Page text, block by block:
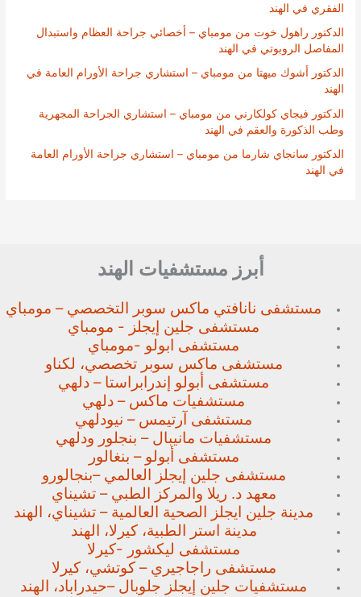
الفقري في الهند
الدكتور راهول خوت من مومباي – أخصائي جراحة العظام واستبدال
المفاصل الروبوتي في الهند
الدكتور أشوك ميهتا من مومباي – استشاري جراحة الأورام العامة في
الهند
الدكتور فيجاي كولكارني من مومباي – استشاري الجراحة المجهرية
وطب الذكورة والعقم في الهند
الدكتور سانجاي شارما من مومباي – استشاري جراحة الأورام العامة
في الهند
أبرز مستشفيات الهند
مستشفى نانافتي ماكس سوبر التخصصي – مومباي
مستشفى جلين إيجلز - مومباي
مستشفى ابولو -مومباي
مستشفى ماكس سوبر تخصصي، لكناو
مستشفى أبولو إندرابراستا – دلهي
مستشفيات ماكس – دلهي
مستشفى آرتيمس – نيودلهي
مستشفيات مانيبال – بنجلور ودلهي
مستشفى أبولو – بنغالور
مستشفى جلين إيجلز العالمي –بنجالورو
معهد د. ريلا والمركز الطبي – تشيناي
مدينة جلين ايجلز الصحية العالمية – تشيناي، الهند
مدينة استر الطبية، كيرلا، الهند
مستشفى ليكشور -كيرلا
مستشفى راجاجيري – كوتشي، كيرلا
مستشفيات جلين إيجلز جلوبال –حيدراباد، الهند